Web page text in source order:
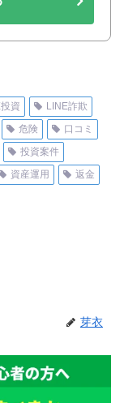
資
LINE詐欺
危険
口コミ
投資案件
資産運用
返金
芽衣